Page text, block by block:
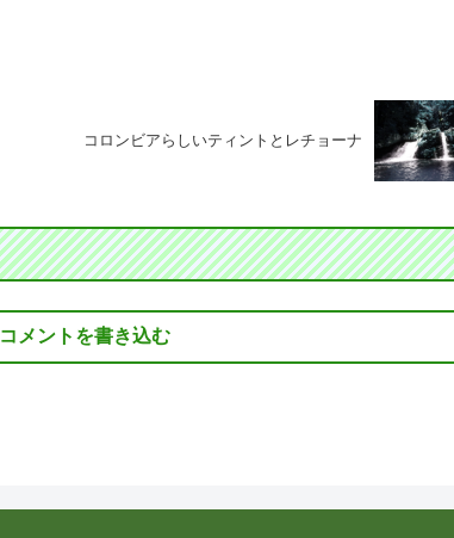
コロンビアらしいティントとレチョーナ
コメントを書き込む